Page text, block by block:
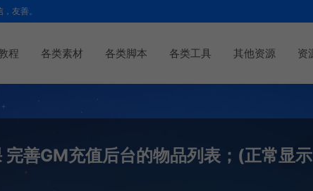
友善。
程 各类素材 各类脚本 各类工具 其他资源 资
完善GM充值后台的物品列表；(正常显